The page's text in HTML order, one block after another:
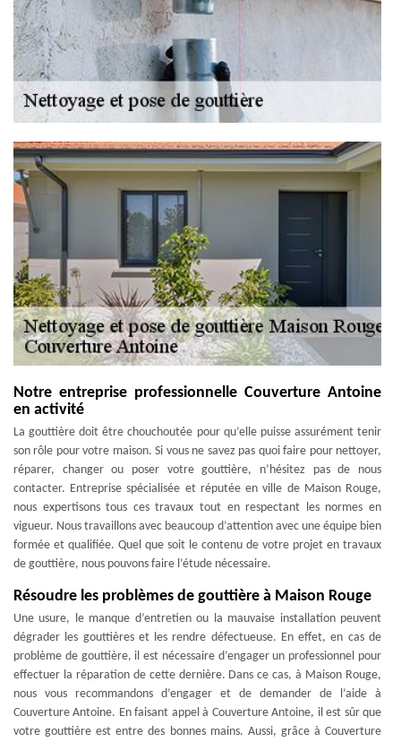
Notre entreprise professionnelle Couverture Antoine
en activité
La gouttière doit être chouchoutée pour qu’elle puisse assurément tenir
son rôle pour votre maison. Si vous ne savez pas quoi faire pour nettoyer,
réparer, changer ou poser votre gouttière, n’hésitez pas de nous
contacter. Entreprise spécialisée et réputée en ville de Maison Rouge,
nous expertisons tous ces travaux tout en respectant les normes en
vigueur. Nous travaillons avec beaucoup d’attention avec une équipe bien
formée et qualifiée. Quel que soit le contenu de votre projet en travaux
de gouttière, nous pouvons faire l’étude nécessaire.
Résoudre les problèmes de gouttière à Maison Rouge
Une usure, le manque d’entretien ou la mauvaise installation peuvent
dégrader les gouttières et les rendre défectueuse. En effet, en cas de
problème de gouttière, il est nécessaire d’engager un professionnel pour
effectuer la réparation de cette dernière. Dans ce cas, à Maison Rouge,
nous vous recommandons d’engager et de demander de l’aide à
Couverture Antoine. En faisant appel à Couverture Antoine, il est sûr que
votre gouttière est entre des bonnes mains. Aussi, grâce à Couverture